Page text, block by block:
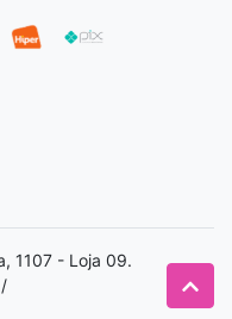
1107 - Loja 09.